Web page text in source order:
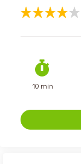
10 min